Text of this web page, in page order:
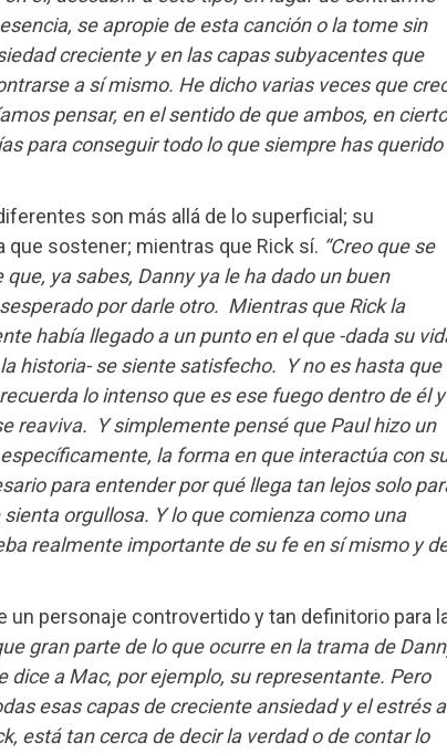
se apropie de esta canción o la tome sin
creciente y en las capas subyacentes que
a sí mismo. He dicho varias veces que
pensar, en el sentido de que ambos, en cierto
para conseguir todo lo que siempre has querido
son más allá de lo superficial; su
que sostener; mientras que Rick sí. “Creo que se
ya sabes, Danny ya le ha dado un buen
por darle otro. Mientras que Rick la
había llegado a un punto en el que -dada su
historia- se siente satisfecho. Y no es hasta que
lo intenso que es ese fuego dentro de él y
reaviva. Y simplemente pensé que Paul hizo un
la forma en que interactúa con
para entender por qué llega tan lejos solo
orgullosa. Y lo que comienza como una
realmente importante de su fe en sí mismo y
un personaje controvertido y tan definitorio para
gran parte de lo que ocurre en la trama de
dice a Mac, por ejemplo, su representante. Pero
esas capas de creciente ansiedad y el estrés a
está tan cerca de decir la verdad o de contar lo